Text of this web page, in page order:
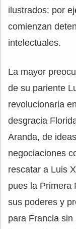
ilustrados: por
comienzan
intelectuales.
La mayor
de su pariente
revolucionaria
desgracia
Aranda, de
negociaciones
rescatar a Luis
pues la Primera
sus poderes y
para Francia sin